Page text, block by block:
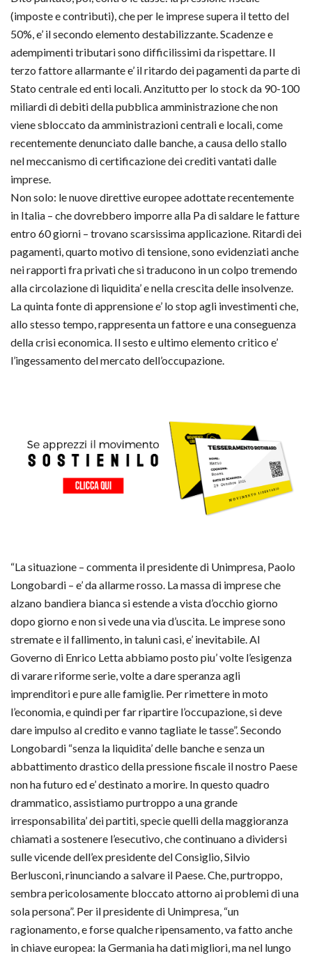
(imposte e contributi), che per le imprese supera il tetto del
50%, e’ il secondo elemento destabilizzante. Scadenze e
adempimenti tributari sono difficilissimi da rispettare. Il
terzo fattore allarmante e’ il ritardo dei pagamenti da parte di
Stato centrale ed enti locali. Anzitutto per lo stock da 90-100
miliardi di debiti della pubblica amministrazione che non
viene sbloccato da amministrazioni centrali e locali, come
recentemente denunciato dalle banche, a causa dello stallo
nel meccanismo di certificazione dei crediti vantati dalle
imprese.
Non solo: le nuove direttive europee adottate recentemente
in Italia – che dovrebbero imporre alla Pa di saldare le fatture
entro 60 giorni – trovano scarsissima applicazione. Ritardi dei
pagamenti, quarto motivo di tensione, sono evidenziati anche
nei rapporti fra privati che si traducono in un colpo tremendo
alla circolazione di liquidita’ e nella crescita delle insolvenze.
La quinta fonte di apprensione e’ lo stop agli investimenti che,
allo stesso tempo, rappresenta un fattore e una conseguenza
della crisi economica. Il sesto e ultimo elemento critico e’
l’ingessamento del mercato dell’occupazione.
“La situazione – commenta il presidente di Unimpresa, Paolo
Longobardi – e’ da allarme rosso. La massa di imprese che
alzano bandiera bianca si estende a vista d’occhio giorno
dopo giorno e non si vede una via d’uscita. Le imprese sono
stremate e il fallimento, in taluni casi, e’ inevitabile. Al
Governo di Enrico Letta abbiamo posto piu’ volte l’esigenza
di varare riforme serie, volte a dare speranza agli
imprenditori e pure alle famiglie. Per rimettere in moto
l’economia, e quindi per far ripartire l’occupazione, si deve
dare impulso al credito e vanno tagliate le tasse”. Secondo
Longobardi “senza la liquidita’ delle banche e senza un
abbattimento drastico della pressione fiscale il nostro Paese
non ha futuro ed e’ destinato a morire. In questo quadro
drammatico, assistiamo purtroppo a una grande
irresponsabilita’ dei partiti, specie quelli della maggioranza
chiamati a sostenere l’esecutivo, che continuano a dividersi
sulle vicende dell’ex presidente del Consiglio, Silvio
Berlusconi, rinunciando a salvare il Paese. Che, purtroppo,
sembra pericolosamente bloccato attorno ai problemi di una
sola persona”. Per il presidente di Unimpresa, “un
ragionamento, e forse qualche ripensamento, va fatto anche
in chiave europea: la Germania ha dati migliori, ma nel lungo